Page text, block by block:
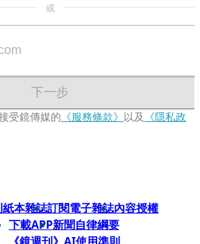
或
下一步
受鏡傳媒的 《服務條款》 以及 《隱私政
本雜誌訂閱電子雜誌內容授權
下載APP新聞自律綱要